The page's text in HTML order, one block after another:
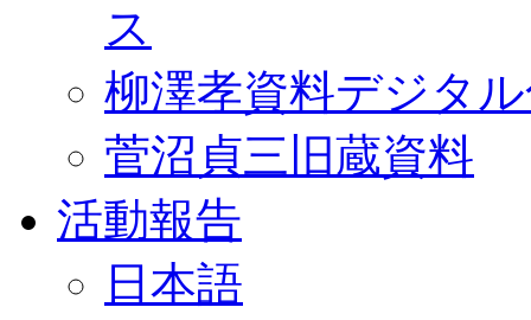
ス
柳澤孝資料デジタ
菅沼貞三旧蔵資料
活動報告
日本語